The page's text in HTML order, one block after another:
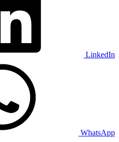
LinkedIn
WhatsApp